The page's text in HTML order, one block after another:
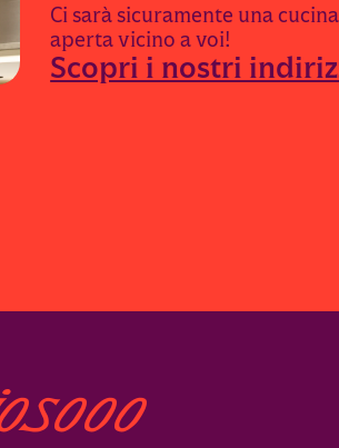
Ci sarà sicuramente una cucina
aperta vicino a voi!
Scopri i nostri